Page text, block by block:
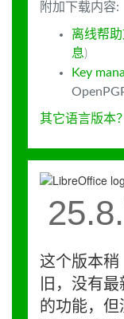
附加下载内容:
离线帮
息)
Key
其它语言版本？
这个版本稍
旧，没有最
的功能，但